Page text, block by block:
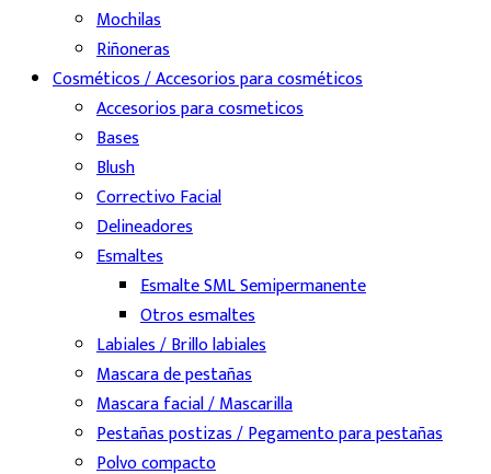
Mochilas
Riñoneras
Cosméticos / Accesorios para cosméticos
Accesorios para cosmeticos
Bases
Blush
Correctivo Facial
Delineadores
Esmaltes
Esmalte SML Semipermanente
Otros esmaltes
Labiales / Brillo labiales
Mascara de pestañas
Mascara facial / Mascarilla
Pestañas postizas / Pegamento para pestañas
Polvo compacto